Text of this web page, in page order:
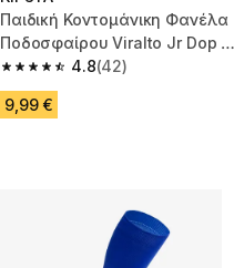
Παιδική Κοντομάνικη Φανέλα
Ποδοσφαίρου Viralto Jr Dop -
Γκρι/Ιβουάρ/Κίτρινο
4.8
4.8 out of 5 stars from 42
(42)
9,99 €